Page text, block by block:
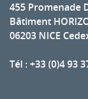
455 Promenade
Bâtiment
06203 NICE
Tél : +33 (0)4 93